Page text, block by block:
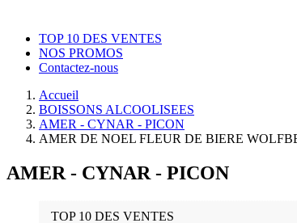
TOP 10 DES VENTES
NOS PROMOS
Contactez-nous
Accueil
BOISSONS ALCOOLISEES
AMER - CYNAR - PICON
AMER DE NOEL FLEUR DE BIERE
AMER - CYNAR - PICON
TOP 10 DES VENTES